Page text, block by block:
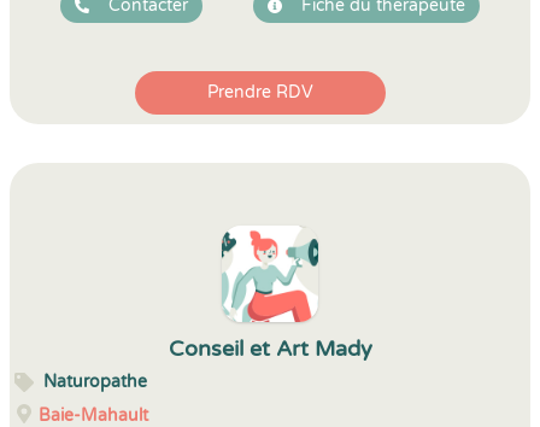
Contacter Fiche du thérapeute
Prendre RDV
Conseil et Art Mady
Naturopathe
Baie-Mahault